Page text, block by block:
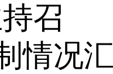
召
情况汇